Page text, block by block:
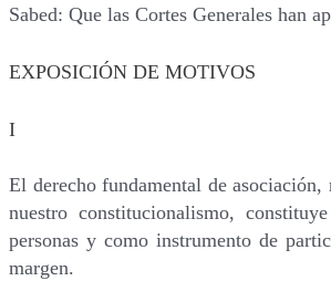
Sabed: Que las Cortes Generales han
EXPOSICIÓN DE MOTIVOS
I
El derecho fundamental de
nuestro constitucionalismo,
personas y como instrumento de
margen.